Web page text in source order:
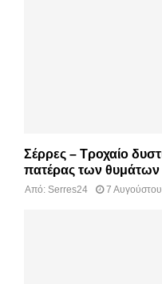
Σέρρες – Τροχαίο
πατέρας των θυμάτων
Από: Serres24 7